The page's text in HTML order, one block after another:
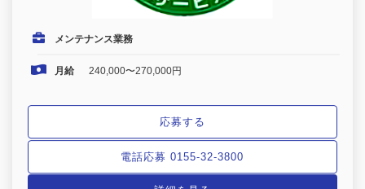
メンテナンス業務
月給 240,000〜270,000円
応募する
電話応募 0155-32-3800